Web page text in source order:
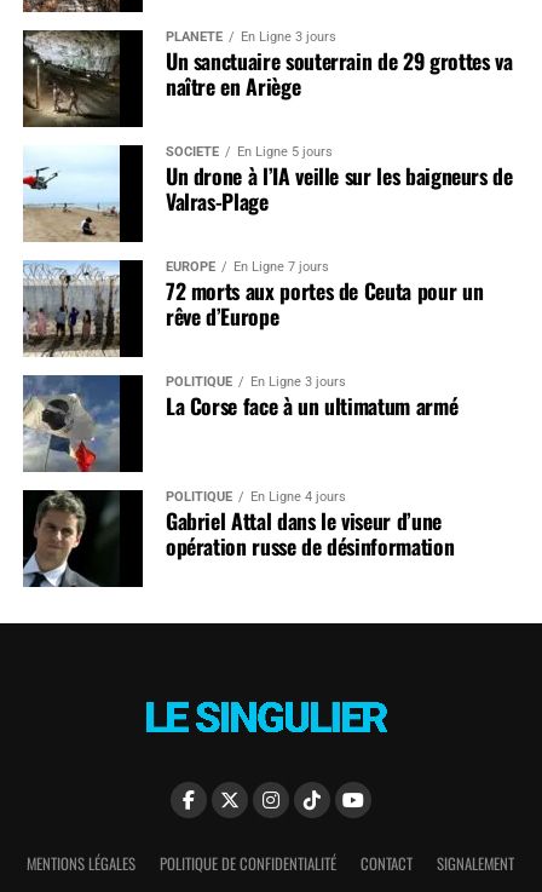
PLANÈTE En Ligne 3 jours
Un sanctuaire souterrain de 29 grottes va
naître en Ariège
SOCIÉTÉ En Ligne 5 jours
Un drone à l’IA veille sur les baigneurs de
Valras-Plage
EUROPE En Ligne 7 jours
72 morts aux portes de Ceuta pour un
rêve d’Europe
POLITIQUE En Ligne 3 jours
La Corse face à un ultimatum armé
POLITIQUE En Ligne 4 jours
Gabriel Attal dans le viseur d’une
opération russe de désinformation
MENTIONS LÉGALES POLITIQUE DE CONFIDENTIALITÉ CONTACT SIGNALEMENT